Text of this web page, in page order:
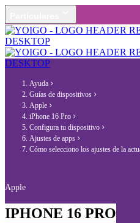
Ayuda
Guías de dispositivos
Apple
iPhone 16 Pro
Configura tu dispositivo
Ajustes de apps
Cómo selecciono los ajustes de la
Apple
IPHONE 16 PRO